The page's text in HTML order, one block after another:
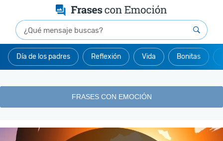
Día de los padres Reflexión Vida Bonitas
FRASES CON EMOCIÓN